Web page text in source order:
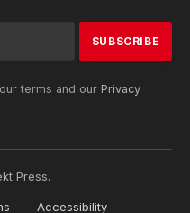
terms and our Privacy
Press.
Accessibility